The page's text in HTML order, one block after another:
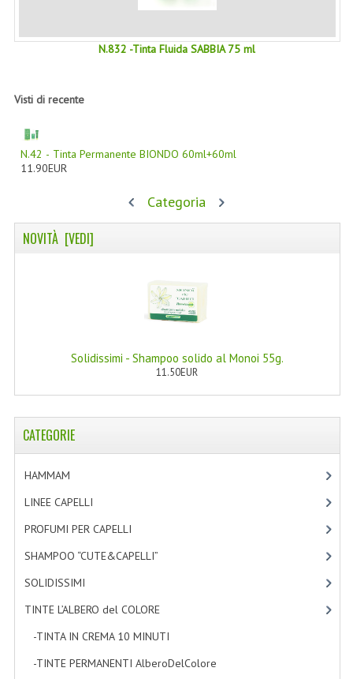
FIORI DI BACH
MONDO MANCINO
TUMBLR
SCAMBIO LINKS
CONTATTACI
N.832 -Tinta Fluida SABBIA 75 ml
Visti di recente
N.42 - Tinta Permanente BIONDO 60ml+60ml
11.90EUR
Categoria
NOVITÀ [VEDI]
Solidissimi - Shampoo solido al Monoi 55g.
11.50EUR
CATEGORIE
HAMMAM
LINEE CAPELLI
PROFUMI PER CAPELLI
SHAMPOO “CUTE&CAPELLI”
SOLIDISSIMI
TINTE L’ALBERO del COLORE
-TINTA IN CREMA 10 MINUTI
-TINTE PERMANENTI AlberoDelColore